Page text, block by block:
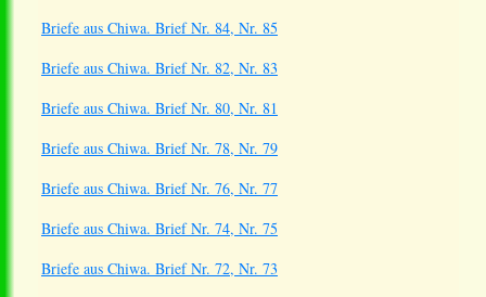
Briefe aus Chiwa. Brief Nr. 84, Nr. 85
Briefe aus Chiwa. Brief Nr. 82, Nr. 83
Briefe aus Chiwa. Brief Nr. 80, Nr. 81
Briefe aus Chiwa. Brief Nr. 78, Nr. 79
Briefe aus Chiwa. Brief Nr. 76, Nr. 77
Briefe aus Chiwa. Brief Nr. 74, Nr. 75
Briefe aus Chiwa. Brief Nr. 72, Nr. 73